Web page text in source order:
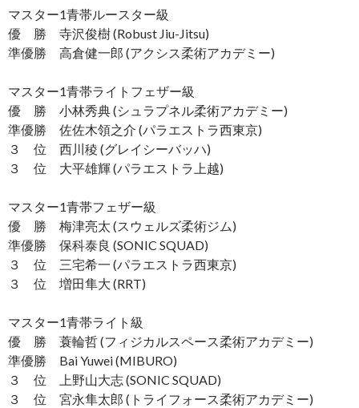
マスター1青帯ルースター級
優 勝 寺沢俊樹 (Robust Jiu-Jitsu)
準優勝 高倉健一郎 (アクシス柔術アカデミー)
マスター1青帯ライトフェザー級
優 勝 小林秀典 (シュラプネル柔術アカデミー)
準優勝 佐佐木領之介 (パラエストラ西東京)
３ 位 西川稜 (グレイシーバッハ)
３ 位 大平雄輝 (パラエストラ上越)
マスター1青帯フェザー級
優 勝 梅津亮太 (スウェルズ柔術ジム)
準優勝 保科泰良 (SONIC SQUAD)
３ 位 三宅希一 (パラエストラ西東京)
３ 位 増田隼大 (RRT)
マスター1青帯ライト級
優 勝 蓑輪哲 (フィジカルスペース柔術アカデミー)
準優勝 Bai Yuwei (MIBURO)
３ 位 上野山大志 (SONIC SQUAD)
３ 位 宮永隼太郎 (トライフォース柔術アカデミー)